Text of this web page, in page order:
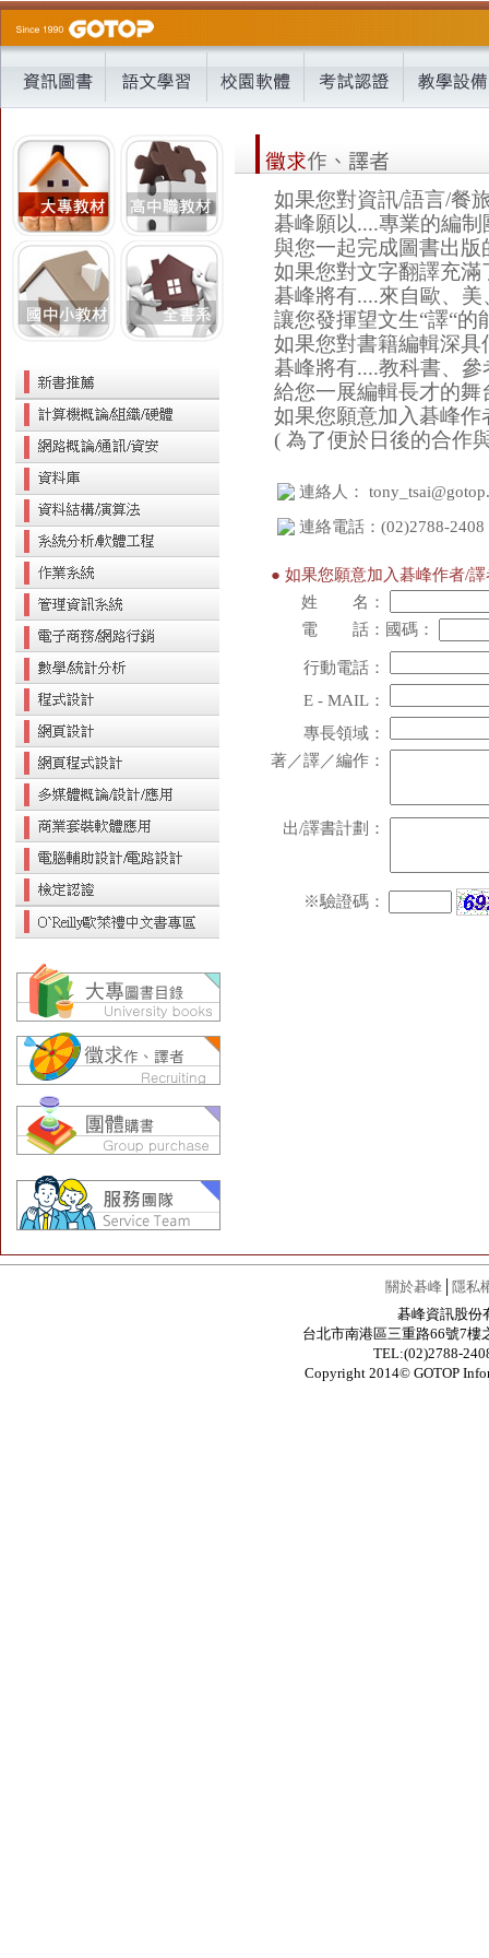
如果您對資訊/語言/餐
碁峰願以....專業的編
與您一起完成圖書出版
如果您對文字翻譯充滿
碁峰將有....來自歐、
讓您發揮望文生“譯“的
如果您對書籍編輯深具
碁峰將有....教科書、
給您一展編輯長才的舞
如果您願意加入碁峰
( 為了便於日後的合作
連絡人：
連絡電話：(02)2788-2408
● 如果您願意加入碁峰作者/
姓 名：
電 話： 國碼：
行動電話：
E - MAIL：
專長領域：
著／譯／編作：
出/譯書計劃：
※驗證碼：
關於碁峰
隱私
碁峰資訊股份
台北市南港區三重路66號7樓
TEL:(02)2788-
Copyright 2014© GOTOP